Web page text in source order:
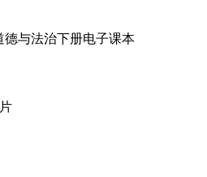
德与法治下册电子课本